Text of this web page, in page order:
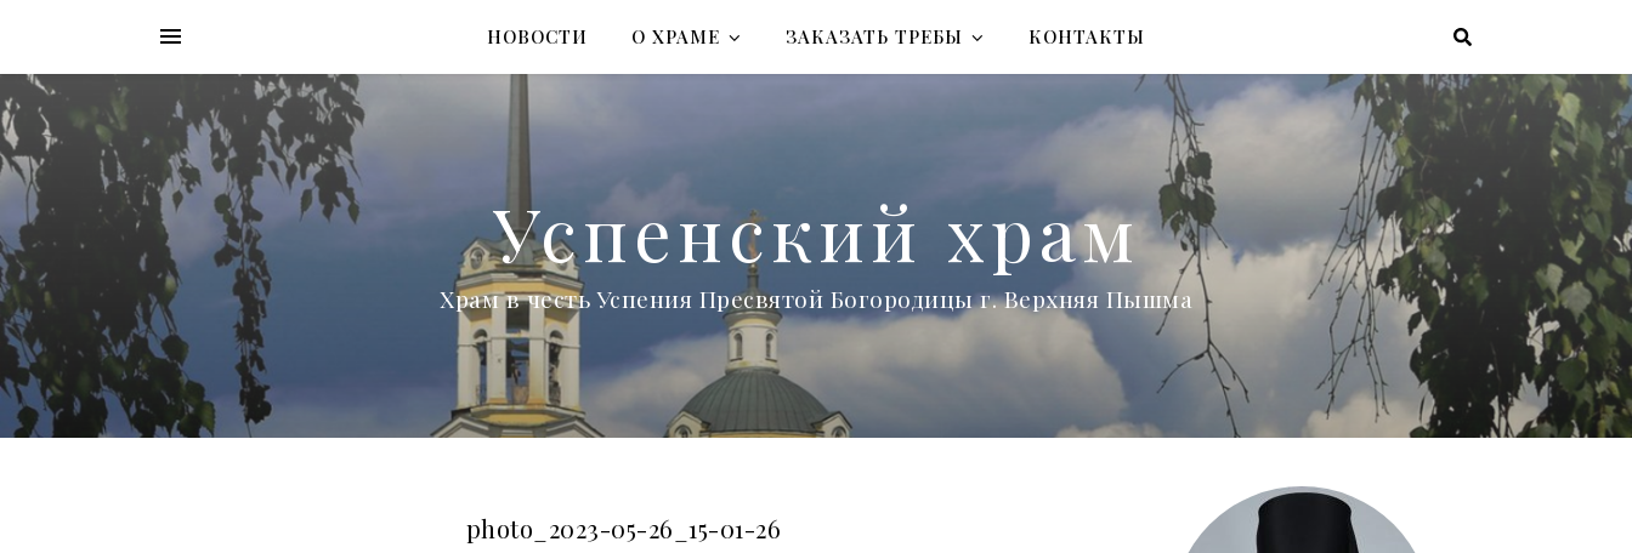
НОВОСТИ О ХРАМЕ ЗАКАЗАТЬ ТРЕБЫ КОНТАКТЫ
Успенский храм
Храм в честь Успения Пресвятой Богородицы г. Верхняя Пышма
photo_2023-05-26_15-01-26